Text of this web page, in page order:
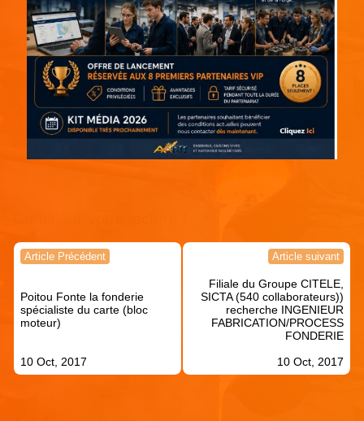
Navigation
l’article
Article Précédent
Poitou Fonte la fonderie
spécialiste du carte (bloc
moteur)
10 Oct, 2017
Article suivant
Filiale du Groupe CITELE,
SICTA (540 collaborateurs))
recherche INGENIEUR
FABRICATION/PROCESS
FONDERIE
10 Oct, 2017